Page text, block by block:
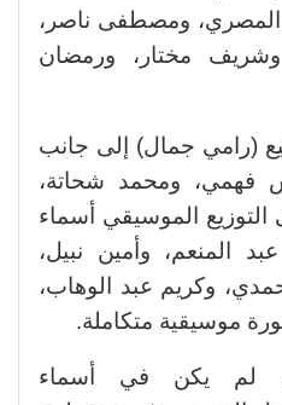
ومصطفى ناصر،
مختار، ورمضان
(رامي جمال) إلى جانب
ومحمد شحاتة،
التوزيع الموسيقي أسماء
المنعم، وأمين نبيل،
وكريم عبد الوهاب،
موسيقية متكاملة.
لم يكن في أسماء